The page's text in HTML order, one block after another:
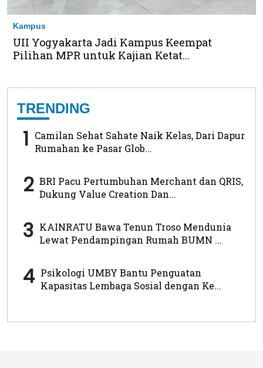
Kampus
UII Yogyakarta Jadi Kampus Keempat
Pilihan MPR untuk Kajian Ketat...
TRENDING
1 Camilan Sehat Sahate Naik Kelas, Dari Dapur
Rumahan ke Pasar Glob...
2 BRI Pacu Pertumbuhan Merchant dan QRIS,
Dukung Value Creation Dan...
3 KAINRATU Bawa Tenun Troso Mendunia
Lewat Pendampingan Rumah BUMN ...
4 Psikologi UMBY Bantu Penguatan
Kapasitas Lembaga Sosial dengan Ke...